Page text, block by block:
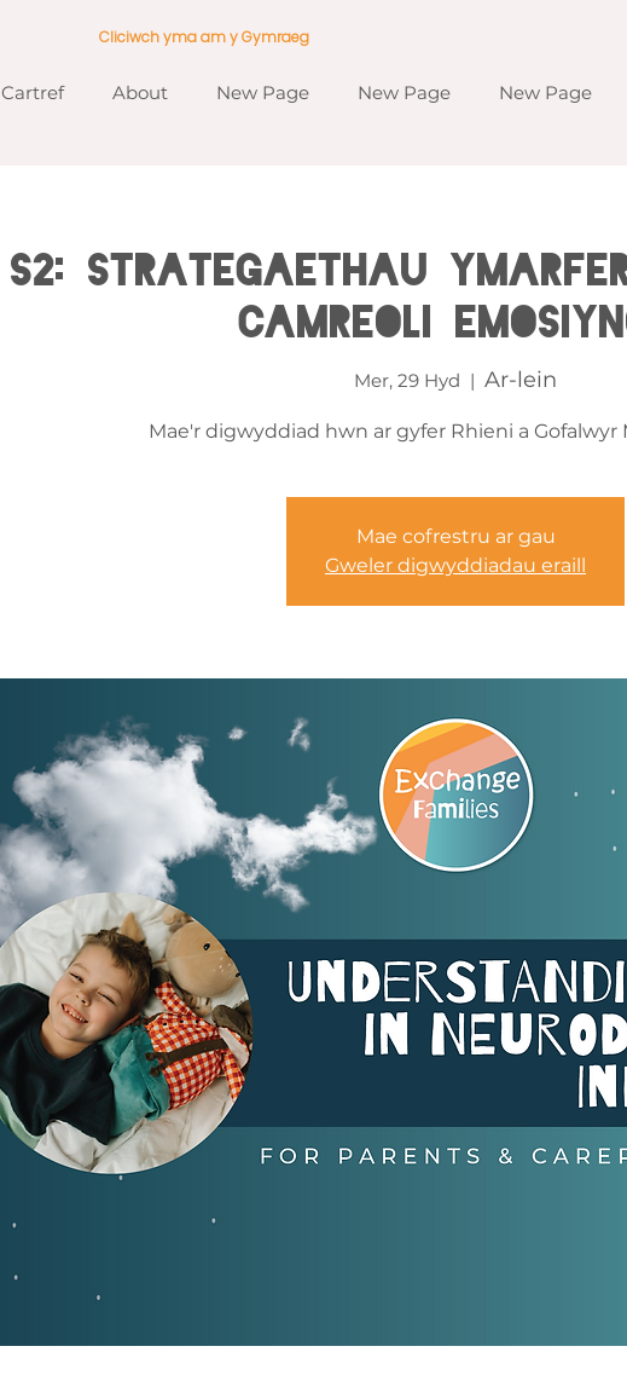
Cartref About New Page New Page New Page
Cliciwch yma am y Gymraeg
S2: Strategaethau
Camreoli
Mer, 29 Hyd
  |
Ar-lein
Mae'r digwyddiad hwn ar gyfer Rhieni a Gofalwyr
Mae cofrestru ar gau
Gweler digwyddiadau eraill